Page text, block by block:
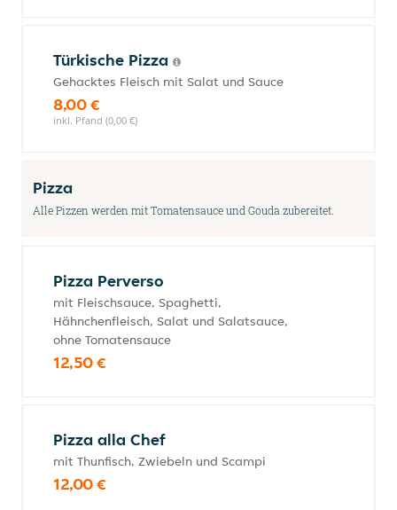
Türkische Pizza
Gehacktes Fleisch mit Salat und Sauce
8,00 €
inkl. Pfand (0,00 €)
Pizza
Alle Pizzen werden mit Tomatensauce und Gouda zubereitet.
Pizza Perverso
mit Fleischsauce, Spaghetti,
Hähnchenfleisch, Salat und Salatsauce,
ohne Tomatensauce
12,50 €
Pizza alla Chef
mit Thunfisch, Zwiebeln und Scampi
12,00 €